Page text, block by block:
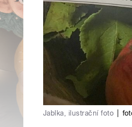
Jablka, ilustrační foto